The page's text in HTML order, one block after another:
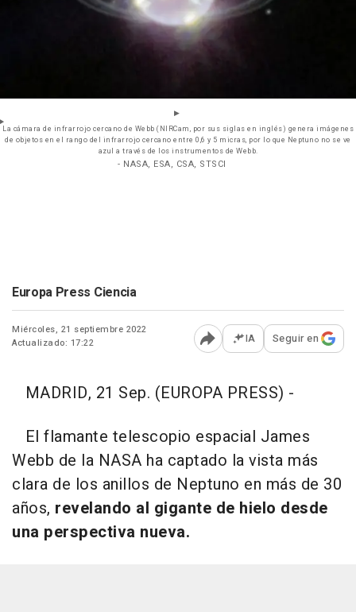
La cámara de infrarrojo cercano de Webb (NIRCam, por sus siglas en inglés) genera imágenes
de objetos en el rango del infrarrojo cercano entre 0,6 y 5 micras, por lo que Neptuno no se ve
azul a través de los instrumentos de Webb.
- NASA, ESA, CSA, STSCI
Europa Press Ciencia
Miércoles, 21 septiembre 2022
Actualizado: 17:22
Abrir opciones para
IA Seguir en
MADRID, 21 Sep. (EUROPA PRESS) -
El flamante telescopio espacial James
Webb de la NASA ha captado la vista más
clara de los anillos de Neptuno en más de 30
años, revelando al gigante de hielo desde
una perspectiva nueva.